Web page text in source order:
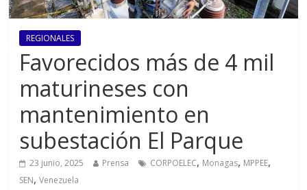
REGIONALES
Favorecidos más de 4 mil
maturineses con
mantenimiento en
subestación El Parque
23 junio, 2025 Prensa CORPOELEC, Monagas, MPPEE,
SEN,Venezuela